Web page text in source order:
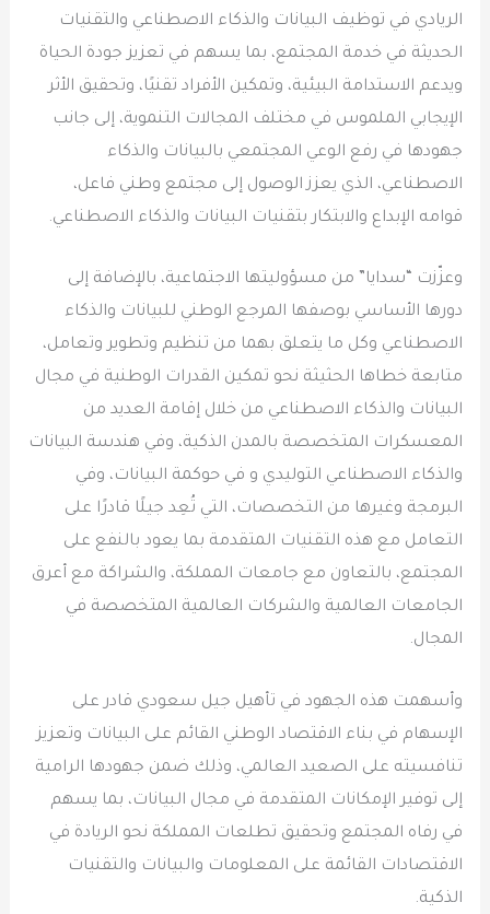
الريادي في توظيف البيانات والذكاء الاصطناعي والتقنيات
الحديثة في خدمة المجتمع، بما يسهم في تعزيز جودة الحياة
ويدعم الاستدامة البيئية، وتمكين الأفراد تقنيًا، وتحقيق الأثر
الإيجابي الملموس في مختلف المجالات التنموية، إلى جانب
جهودها في رفع الوعي المجتمعي بالبيانات والذكاء
الاصطناعي، الذي يعزز الوصول إلى مجتمع وطني فاعل،
قوامه الإبداع والابتكار بتقنيات البيانات والذكاء الاصطناعي.
وعزّزت “سدايا” من مسؤوليتها الاجتماعية، بالإضافة إلى
دورها الأساسي بوصفها المرجع الوطني للبيانات والذكاء
الاصطناعي وكل ما يتعلق بهما من تنظيم وتطوير وتعامل،
متابعة خطاها الحثيثة نحو تمكين القدرات الوطنية في مجال
البيانات والذكاء الاصطناعي من خلال إقامة العديد من
المعسكرات المتخصصة بالمدن الذكية، وفي هندسة البيانات
والذكاء الاصطناعي التوليدي و في حوكمة البيانات، وفي
البرمجة وغيرها من التخصصات، التي تُعِد جيلًا قادرًا على
التعامل مع هذه التقنيات المتقدمة بما يعود بالنفع على
المجتمع، بالتعاون مع جامعات المملكة، والشراكة مع أعرق
الجامعات العالمية والشركات العالمية المتخصصة في
المجال.
وأسهمت هذه الجهود في تأهيل جيل سعودي قادر على
الإسهام في بناء الاقتصاد الوطني القائم على البيانات وتعزيز
تنافسيته على الصعيد العالمي، وذلك ضمن جهودها الرامية
إلى توفير الإمكانات المتقدمة في مجال البيانات، بما يسهم
في رفاه المجتمع وتحقيق تطلعات المملكة نحو الريادة في
الاقتصادات القائمة على المعلومات والبيانات والتقنيات
الذكية.